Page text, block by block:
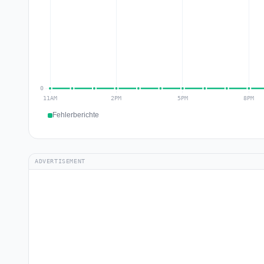
Fehlerberichte
ADVERTISEMENT